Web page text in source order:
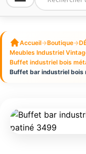
Accueil→Boutique→
Meubles Industriel
Buffet industriel bois
Buffet bar industriel bois